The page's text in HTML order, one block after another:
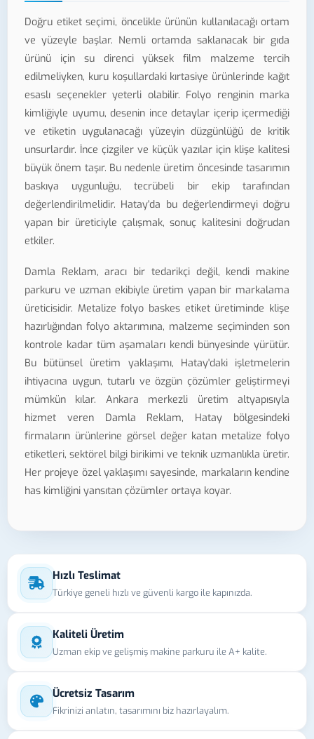
Doğru etiket seçimi, öncelikle ürünün kullanılacağı ortam
ve yüzeyle başlar. Nemli ortamda saklanacak bir gıda
ürünü için su direnci yüksek film malzeme tercih
edilmeliyken, kuru koşullardaki kırtasiye ürünlerinde kağıt
esaslı seçenekler yeterli olabilir. Folyo renginin marka
kimliğiyle uyumu, desenin ince detaylar içerip içermediği
ve etiketin uygulanacağı yüzeyin düzgünlüğü de kritik
unsurlardır. İnce çizgiler ve küçük yazılar için klişe kalitesi
büyük önem taşır. Bu nedenle üretim öncesinde tasarımın
baskıya uygunluğu, tecrübeli bir ekip tarafından
değerlendirilmelidir. Hatay'da bu değerlendirmeyi doğru
yapan bir üreticiyle çalışmak, sonuç kalitesini doğrudan
etkiler.
Damla Reklam, aracı bir tedarikçi değil, kendi makine
parkuru ve uzman ekibiyle üretim yapan bir markalama
üreticisidir. Metalize folyo baskes etiket üretiminde klişe
hazırlığından folyo aktarımına, malzeme seçiminden son
kontrole kadar tüm aşamaları kendi bünyesinde yürütür.
Bu bütünsel üretim yaklaşımı, Hatay'daki işletmelerin
ihtiyacına uygun, tutarlı ve özgün çözümler geliştirmeyi
mümkün kılar. Ankara merkezli üretim altyapısıyla
hizmet veren Damla Reklam, Hatay bölgesindeki
firmaların ürünlerine görsel değer katan metalize folyo
etiketleri, sektörel bilgi birikimi ve teknik uzmanlıkla üretir.
Her projeye özel yaklaşımı sayesinde, markaların kendine
has kimliğini yansıtan çözümler ortaya koyar.
Hızlı Teslimat
Türkiye geneli hızlı ve güvenli kargo ile kapınızda.
Kaliteli Üretim
Uzman ekip ve gelişmiş makine parkuru ile A+ kalite.
Ücretsiz Tasarım
Fikrinizi anlatın, tasarımını biz hazırlayalım.